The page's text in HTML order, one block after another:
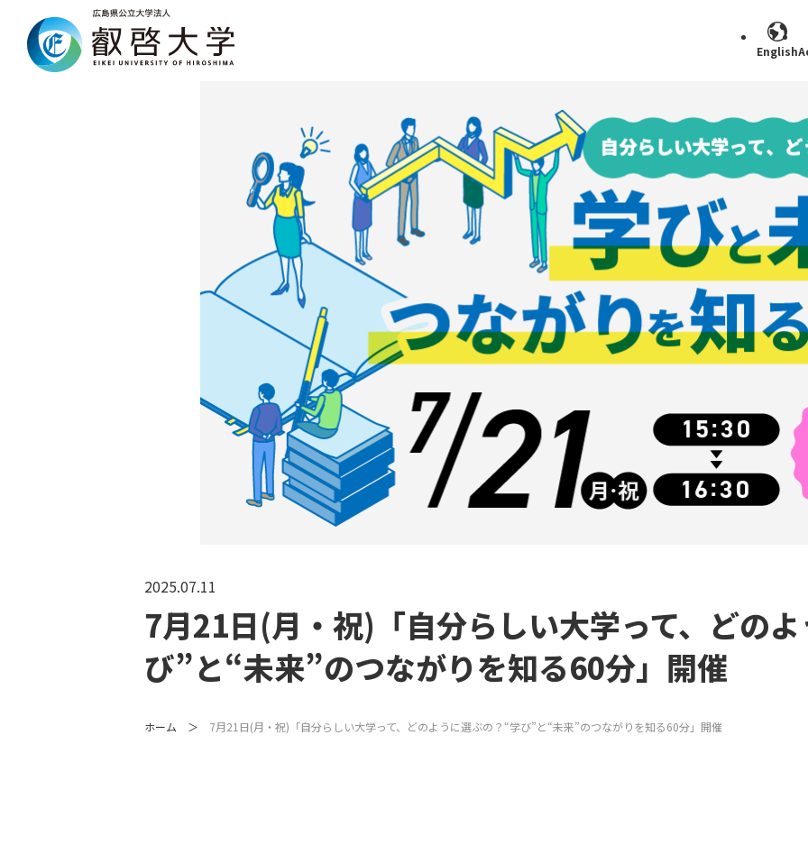
English
Search
2025.07.11
7月21日(月・祝)「自分らしい大学って、どの
び”と“未来”のつながりを知る60分」開催
ホーム 7月21日(月・祝)「自分らしい大学って、どのように選ぶの？“学び”と“未来”のつながりを知る60分」開催